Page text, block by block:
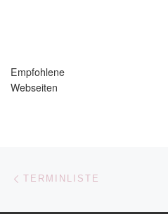
Empfohlene
Webseiten
TERMINLISTE